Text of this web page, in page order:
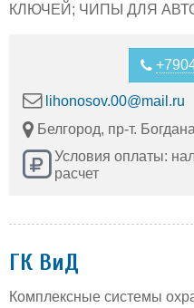
КЛЮЧЕЙ; ЧИПЫ ДЛЯ
lihonosov.00@mail.ru
Белгород, пр-т.
Условия оплаты:
расчет
ГК ВиД
Комплексные системы